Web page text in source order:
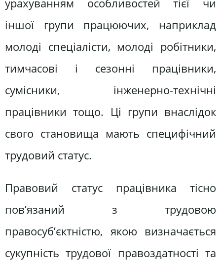
урахуванням особливостей тієї чи
іншої групи пра­цюючих, наприклад
молоді спеціалісти, молоді робітники,
тим­часові і сезонні працівники,
сумісники, інженерно-технічні
працівники тощо. Ці групи внаслідок
свого становища мають специфічний
трудовий статус.
Правовий статус працівника тісно
пов’язаний з трудовою
правосуб’єктністю, якою визначається
сукупність трудової пра­воздатності та